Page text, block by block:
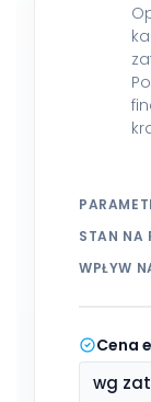
STAN NA
WPŁYW
Cena
wg